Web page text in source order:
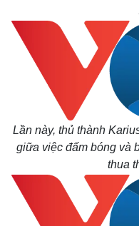
Lần này, thủ thành
giữa việc đấm bóng và
thua